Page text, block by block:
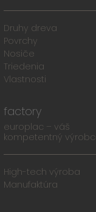
Druhy dreva
Povrchy
Nosiče
Triedenia
Vlastnosti
factory
europlac – váš
kompetentný
High-tech výroba
Manufaktúra